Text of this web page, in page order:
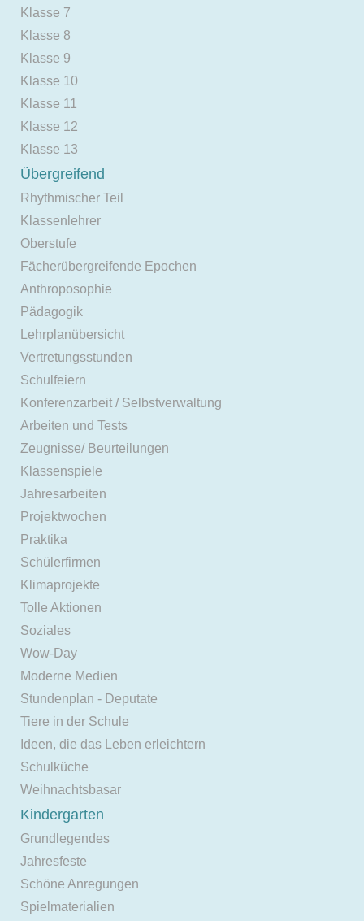
Klasse 7
Klasse 8
Klasse 9
Klasse 10
Klasse 11
Klasse 12
Klasse 13
Übergreifend
Rhythmischer Teil
Klassenlehrer
Oberstufe
Fächerübergreifende Epochen
Anthroposophie
Pädagogik
Lehrplanübersicht
Vertretungsstunden
Schulfeiern
Konferenzarbeit / Selbstverwaltung
Arbeiten und Tests
Zeugnisse/ Beurteilungen
Klassenspiele
Jahresarbeiten
Projektwochen
Praktika
Schülerfirmen
Klimaprojekte
Tolle Aktionen
Soziales
Wow-Day
Moderne Medien
Stundenplan - Deputate
Tiere in der Schule
Ideen, die das Leben erleichtern
Schulküche
Weihnachtsbasar
Kindergarten
Grundlegendes
Jahresfeste
Schöne Anregungen
Spielmaterialien